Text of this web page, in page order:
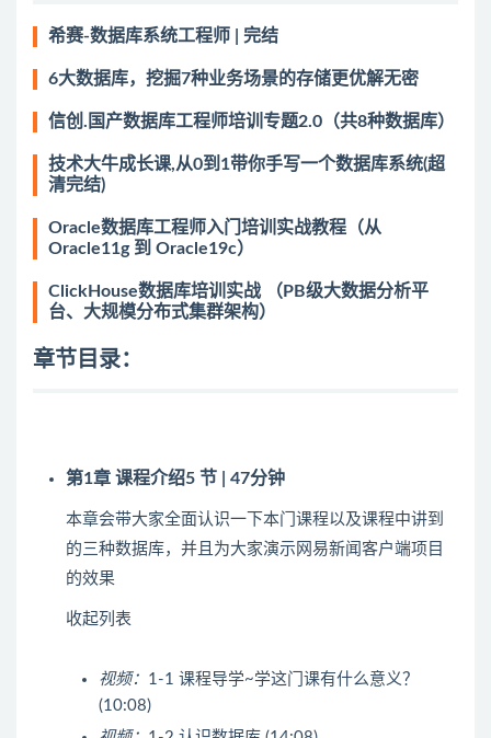
希赛-数据库系统工程师 | 完结
6大数据库，挖掘7种业务场景的存储更优解无密
信创.国产数据库工程师培训专题2.0（共8种数据库）
技术大牛成长课,从0到1带你手写一个数据库系统(超
清完结)
Oracle数据库工程师入门培训实战教程（从
Oracle11g 到 Oracle19c）
ClickHouse数据库培训实战 （PB级大数据分析平
台、大规模分布式集群架构）
章节目录：
第1章 课程介绍5 节 | 47分钟
本章会带大家全面认识一下本门课程以及课程中讲到
的三种数据库，并且为大家演示网易新闻客户端项目
的效果
收起列表
视频： 1-1 课程导学~学这门课有什么意义？
(10:08)